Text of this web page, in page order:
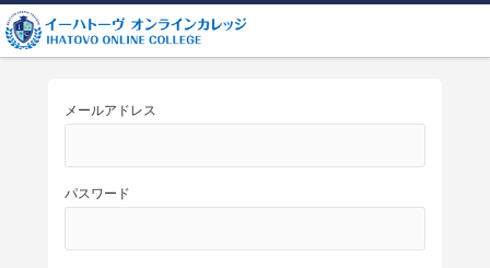
メールアドレス
パスワード